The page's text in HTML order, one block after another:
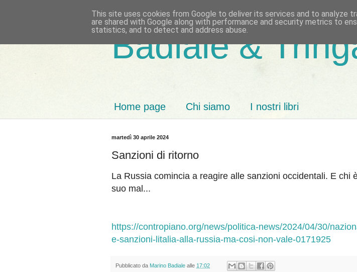
Badiale &
Home page Chi siamo I nostri libri
martedì 30 aprile 2024
Sanzioni di ritorno
La Russia comincia a reagire alle sanzioni occidentali. E chi
suo mal...
https://contropiano.org/news/politica-news/2024/04/30/
e-sanzioni-litalia-alla-russia-ma-cosi-non-vale-0171925
Pubblicato da Marino Badiale alle 17:02
This site uses cookies from Google to deliver its services and to analyze
are shared with Google along with performance and security metrics to
statistics, and to detect and address abuse.